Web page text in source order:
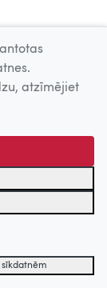
atzīmējiet